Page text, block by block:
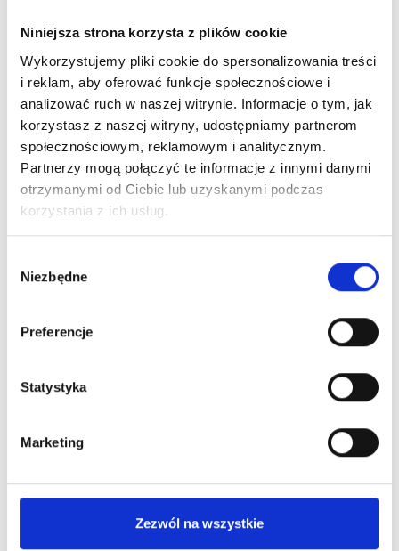
Niniejsza strona korzysta z plików cookie
Wykorzystujemy pliki cookie do spersonalizowania treści
i reklam, aby oferować funkcje społecznościowe i
analizować ruch w naszej witrynie. Informacje o tym, jak
korzystasz z naszej witryny, udostępniamy partnerom
społecznościowym, reklamowym i analitycznym.
Partnerzy mogą połączyć te informacje z innymi danymi
otrzymanymi od Ciebie lub uzyskanymi podczas
korzystania z ich usług.
zgody
Niezbędne
Preferencje
Statystyka
Marketing
Zezwól na wszystkie